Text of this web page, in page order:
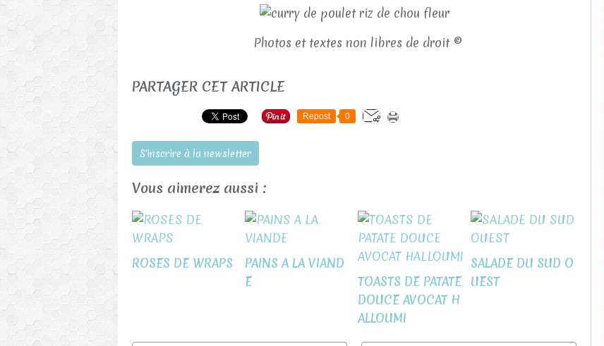
Photos et textes non libres de droit ©
PARTAGER CET ARTICLE
Repost 0
S'inscrire à la newsletter
Vous aimerez aussi :
ROSES DE WRAPS
PAINS A LA VIAND
E
TOASTS DE PATATE
DOUCE AVOCAT H
ALLOUMI
SALADE DU SUD O
UEST